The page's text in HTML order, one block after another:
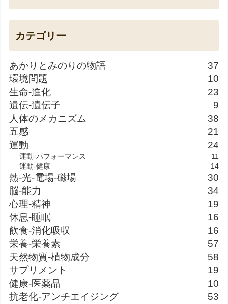
カテゴリー
あかりとみのりの物語
37
環境問題
10
生命-進化
23
遺伝-遺伝子
9
人体のメカニズム
38
五感
21
運動
24
運動-パフォーマンス
11
運動-健康
14
熱-光-電場-磁場
30
脳-能力
34
心理-精神
19
休息-睡眠
16
飲食-消化吸収
16
栄養-栄養素
57
天然物質-植物成分
58
サプリメント
19
健康-医薬品
10
抗老化-アンチエイジング
53